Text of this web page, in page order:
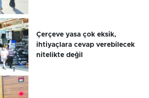
Çerçeve yasa çok eksik,
ihtiyaçlara cevap verebilecek
nitelikte değil